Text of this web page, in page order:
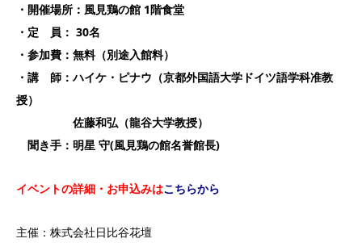
・開催場所：風見鶏の館 1階食堂
・定 員： 30名
・参加費：無料（別途入館料）
・講 師：ハイケ・ピナウ（京都外国語大学ドイツ語学科准教
授）
佐藤和弘（龍谷大学教授）
聞き手：明星 守(風見鶏の館名誉館長)
イベントの詳細・お申込みはこちらから
主催：株式会社日比谷花壇